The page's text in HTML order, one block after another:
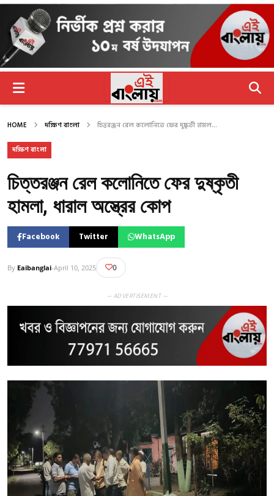
HOME দক্ষিণ বাংলা চিত্তরঞ্জন রেল কলোনিতে ফের দুষ্কৃতী হামল...
দক্ষিণ বাংলা
চিত্তরঞ্জন রেল কলোনিতে ফের দুষ্কৃতী
হামলা, ধারাল অস্ত্রের কোপ
Facebook Twitter WhatsApp
By Eaibanglai-April 10, 2025 0
— ADVERTISEMENT —